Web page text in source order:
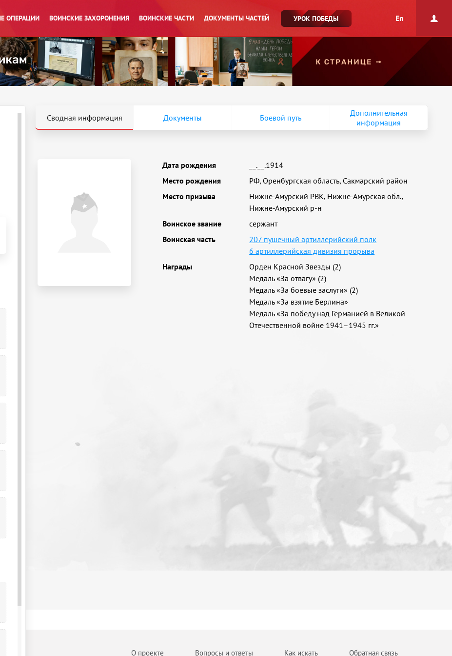
ОПЕРАЦИИ ВОИНСКИЕ ЗАХОРОНЕНИЯ ВОИНСКИЕ ЧАСТИ ДОКУМЕНТЫ ЧАСТЕЙ УРОК ПОБЕДЫ En
Сводная информация Документы Боевой путь
Дополнительная
информация
Дата рождения
__.__.1914
Место рождения
РФ, Оренбургская область, Сакмарский район
Место призыва
Нижне-Амурский РВК, Нижне-Амурская обл.,
Нижне-Амурский р-н
Воинское звание
сержант
Воинская часть
207 пушечный артиллерийский полк
6 артиллерийская дивизия прорыва
Награды
Орден Красной Звезды (2)
Медаль «За отвагу» (2)
Медаль «За боевые заслуги» (2)
Медаль «За взятие Берлина»
Медаль «За победу над Германией в Великой
Отечественной войне 1941–1945 гг.»
О проекте Вопросы и ответы Как искать Обратная связь